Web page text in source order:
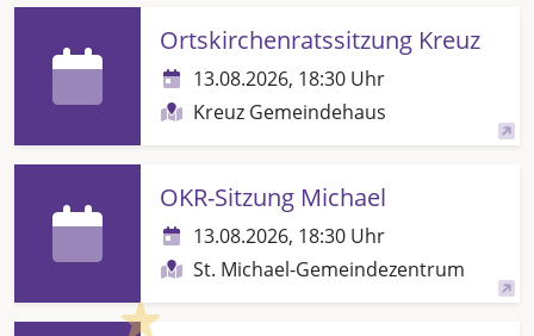
Ortskirchenratssitzung Kreuz
13.08.2026, 18:30 Uhr
Kreuz Gemeindehaus
OKR-Sitzung Michael
13.08.2026, 18:30 Uhr
St. Michael-Gemeindezentrum
Highlight